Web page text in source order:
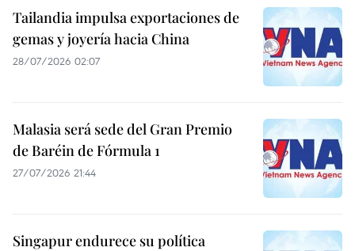
Tailandia impulsa exportaciones de
gemas y joyería hacia China
28/07/2026 02:07
Malasia será sede del Gran Premio
de Baréin de Fórmula 1
27/07/2026 21:44
Singapur endurece su política